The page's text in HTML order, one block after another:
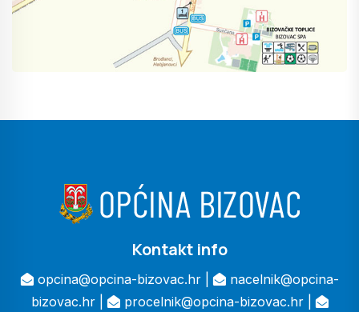
Kontakt info
opcina@opcina-bizovac.hr |
nacelnik@opcina-
bizovac.hr |
procelnik@opcina-bizovac.hr |